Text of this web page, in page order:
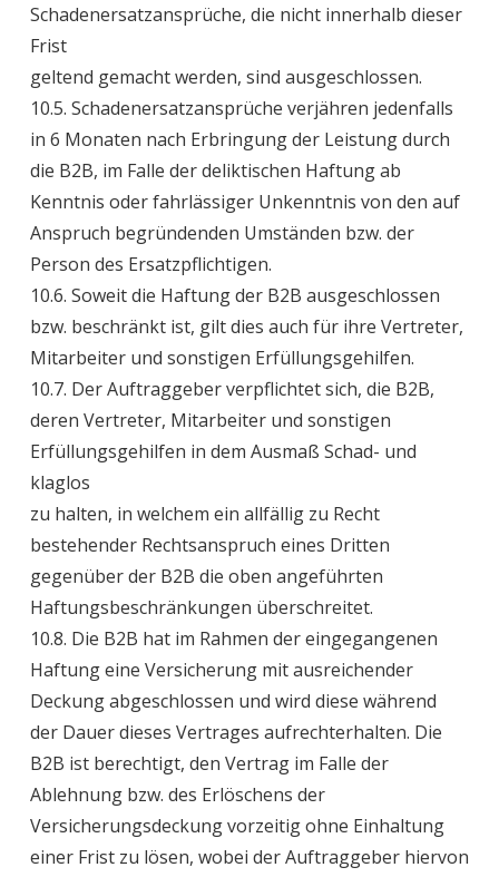
Schadenersatzansprüche, die nicht innerhalb dieser
Frist
geltend gemacht werden, sind ausgeschlossen.
10.5. Schadenersatzansprüche verjähren jedenfalls
in 6 Monaten nach Erbringung der Leistung durch
die B2B, im Falle der deliktischen Haftung ab
Kenntnis oder fahrlässiger Unkenntnis von den auf
Anspruch begründenden Umständen bzw. der
Person des Ersatzpflichtigen.
10.6. Soweit die Haftung der B2B ausgeschlossen
bzw. beschränkt ist, gilt dies auch für ihre Vertreter,
Mitarbeiter und sonstigen Erfüllungsgehilfen.
10.7. Der Auftraggeber verpflichtet sich, die B2B,
deren Vertreter, Mitarbeiter und sonstigen
Erfüllungsgehilfen in dem Ausmaß Schad- und
klaglos
zu halten, in welchem ein allfällig zu Recht
bestehender Rechtsanspruch eines Dritten
gegenüber der B2B die oben angeführten
Haftungsbeschränkungen überschreitet.
10.8. Die B2B hat im Rahmen der eingegangenen
Haftung eine Versicherung mit ausreichender
Deckung abgeschlossen und wird diese während
der Dauer dieses Vertrages aufrechterhalten. Die
B2B ist berechtigt, den Vertrag im Falle der
Ablehnung bzw. des Erlöschens der
Versicherungsdeckung vorzeitig ohne Einhaltung
einer Frist zu lösen, wobei der Auftraggeber hiervon